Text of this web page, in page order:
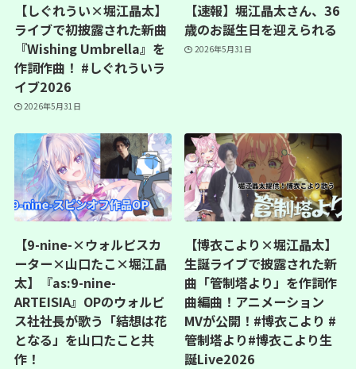
【しぐれうい×堀江晶太】
ライブで初披露された新曲
『Wishing Umbrella』を
作詞作曲！ #しぐれういラ
イブ2026
2026年5月31日
【速報】堀江晶太さん、36
歳のお誕生日を迎えられる
2026年5月31日
【9-nine-×ウォルピスカ
ーター×山口たこ×堀江晶
太】『as:9-nine-
ARTEISIA』OPのウォルピ
ス社社長が歌う「結想は花
となる」を山口たこと共
作！
【博衣こより×堀江晶太】
生誕ライブで披露された新
曲「管制塔より」を作詞作
曲編曲！アニメーション
MVが公開！#博衣こより #
管制塔より#博衣こより生
誕Live2026